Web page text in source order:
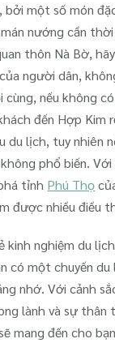
bởi một số món
nướng cần thời
thôn Nà Bờ,
người dân,
cùng, nếu không
đến Hợp Kim
du lịch, tuy nhiên
phổ biến.
tỉnh Phú Thọ
được nhiều điều
kinh nghiệm du
có một chuyến
nhớ. Với cảnh
lành và sự thân
mang đến cho